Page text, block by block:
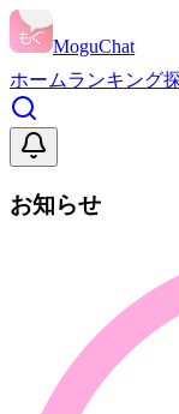
MoguChat
ホームランキング
お知らせ